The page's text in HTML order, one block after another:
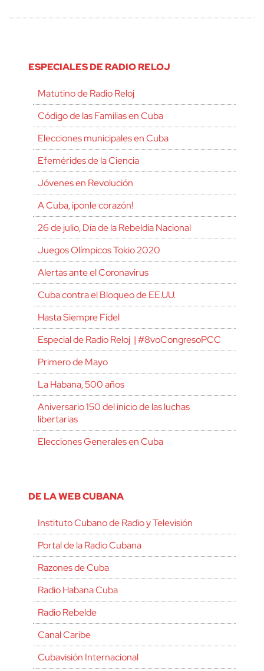
ESPECIALES DE RADIO RELOJ
Matutino de Radio Reloj
Código de las Familias en Cuba
Elecciones municipales en Cuba
Efemérides de la Ciencia
Jóvenes en Revolución
A Cuba, ¡ponle corazón!
26 de julio, Día de la Rebeldía Nacional
Juegos Olímpicos Tokio 2020
Alertas ante el Coronavirus
Cuba contra el Bloqueo de EE.UU.
Hasta Siempre Fidel
Especial de Radio Reloj | #8voCongresoPCC
Primero de Mayo
La Habana, 500 años
Aniversario 150 del inicio de las luchas
libertarias
Elecciones Generales en Cuba
DE LA WEB CUBANA
Instituto Cubano de Radio y Televisión
Portal de la Radio Cubana
Razones de Cuba
Radio Habana Cuba
Radio Rebelde
Canal Caribe
Cubavisión Internacional